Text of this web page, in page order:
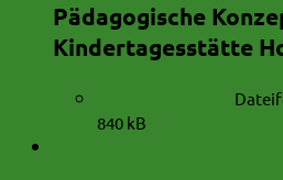
Pädagogische
Kindertagesstätte
840 kB